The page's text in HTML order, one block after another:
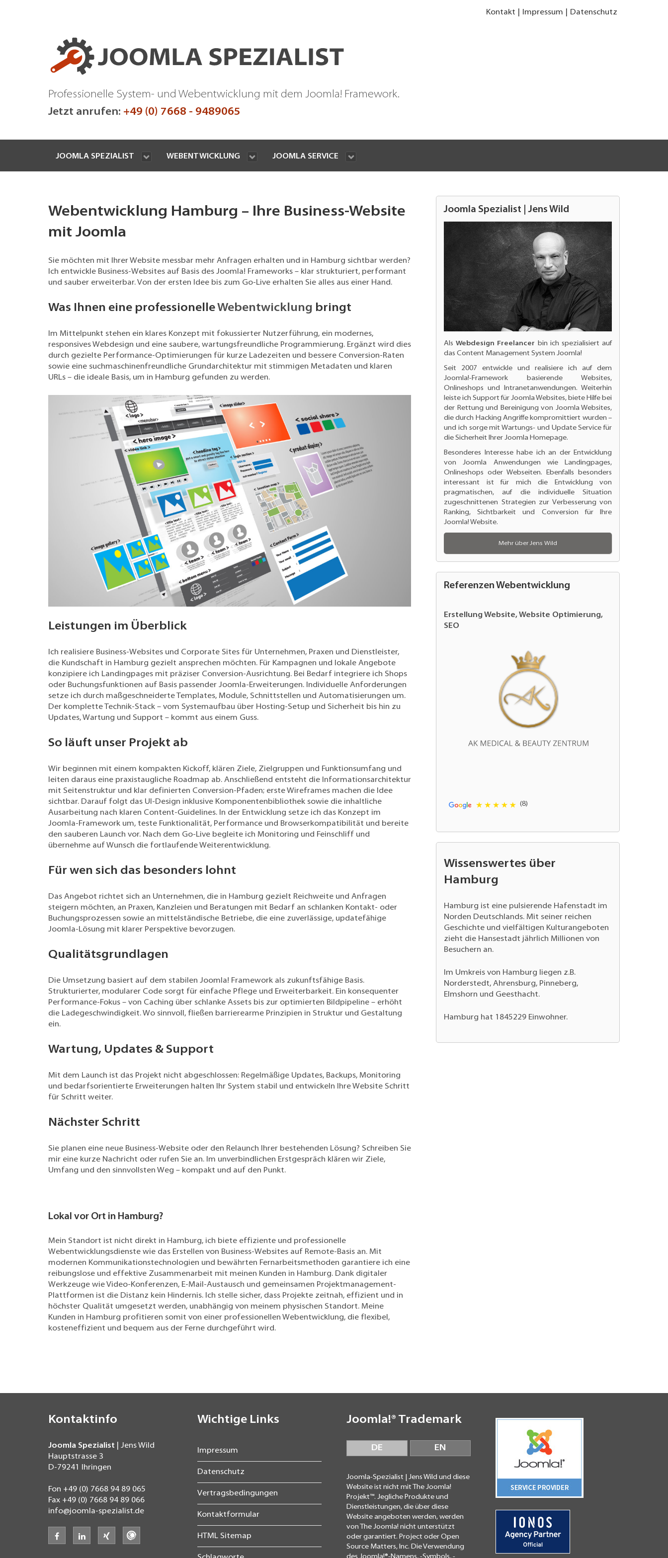
Kontakt Impressum Datenschutz
Professionelle System- und Webentwicklung mit dem Joomla! Framework.
Jetzt anrufen: +49 (0) 7668 - 9489065
JOOMLA SPEZIALIST WEBENTWICKLUNG JOOMLA SERVICE
Webentwicklung Hamburg – Ihre Business-Website
mit Joomla
Sie möchten mit Ihrer Website messbar mehr Anfragen erhalten und in Hamburg sichtbar werden?
Ich entwickle Business-Websites auf Basis des Joomla! Frameworks – klar strukturiert, performant
und sauber erweiterbar. Von der ersten Idee bis zum Go-Live erhalten Sie alles aus einer Hand.
Was Ihnen eine professionelleWebentwicklung bringt
Im Mittelpunkt stehen ein klares Konzept mit fokussierter Nutzerführung, ein modernes,
responsivesWebdesign und eine saubere, wartungsfreundliche Programmierung. Ergänzt wird dies
durch gezielte Performance-Optimierungen für kurze Ladezeiten und bessere Conversion-Raten
sowie eine suchmaschinenfreundliche Grundarchitektur mit stimmigen Metadaten und klaren
URLs – die ideale Basis, um in Hamburg gefunden zu werden.
Leistungen im Überblick
Ich realisiere Business-Websites und Corporate Sites für Unternehmen, Praxen und Dienstleister,
die Kundschaft in Hamburg gezielt ansprechen möchten. Für Kampagnen und lokale Angebote
konzipiere ich Landingpages mit präziser Conversion-Ausrichtung. Bei Bedarf integriere ich Shops
oder Buchungsfunktionen auf Basis passender Joomla-Erweiterungen. Individuelle Anforderungen
setze ich durch maßgeschneiderte Templates, Module, Schnittstellen und Automatisierungen um.
Der komplette Technik-Stack – vom Systemaufbau über Hosting-Setup und Sicherheit bis hin zu
Updates, Wartung und Support – kommt aus einem Guss.
So läuft unser Projekt ab
Wir beginnen mit einem kompakten Kickoff, klären Ziele, Zielgruppen und Funktionsumfang und
leiten daraus eine praxistaugliche Roadmap ab. Anschließend entsteht die Informationsarchitektur
mit Seitenstruktur und klar definierten Conversion-Pfaden; erste Wireframes machen die Idee
sichtbar. Darauf folgt das UI-Design inklusive Komponentenbibliothek sowie die inhaltliche
Ausarbeitung nach klaren Content-Guidelines. In der Entwicklung setze ich das Konzept im
Joomla-Framework um, teste Funktionalität, Performance und Browserkompatibilität und bereite
den sauberen Launch vor. Nach dem Go-Live begleite ich Monitoring und Feinschliff und
übernehme auf Wunsch die fortlaufende Weiterentwicklung.
Für wen sich das besonders lohnt
Das Angebot richtet sich an Unternehmen, die in Hamburg gezielt Reichweite und Anfragen
steigern möchten, an Praxen, Kanzleien und Beratungen mit Bedarf an schlanken Kontakt- oder
Buchungsprozessen sowie an mittelständische Betriebe, die eine zuverlässige, updatefähige
Joomla-Lösung mit klarer Perspektive bevorzugen.
Qualitätsgrundlagen
Die Umsetzung basiert auf dem stabilen Joomla! Framework als zukunftsfähige Basis.
Strukturierter, modularer Code sorgt für einfache Pflege und Erweiterbarkeit. Ein konsequenter
Performance-Fokus – von Caching über schlanke Assets bis zur optimierten Bildpipeline – erhöht
die Ladegeschwindigkeit. Wo sinnvoll, fließen barrierearme Prinzipien in Struktur und Gestaltung
ein.
Wartung, Updates & Support
Mit dem Launch ist das Projekt nicht abgeschlossen: Regelmäßige Updates, Backups, Monitoring
und bedarfsorientierte Erweiterungen halten Ihr System stabil und entwickeln Ihre Website Schritt
für Schritt weiter.
Nächster Schritt
Sie planen eine neue Business-Website oder den Relaunch Ihrer bestehenden Lösung? Schreiben Sie
mir eine kurze Nachricht oder rufen Sie an. Im unverbindlichen Erstgespräch klären wir Ziele,
Umfang und den sinnvollsten Weg – kompakt und auf den Punkt.
Lokal vor Ort in Hamburg?
Mein Standort ist nicht direkt in Hamburg, ich biete effiziente und professionelle
Webentwicklungsdienste wie das Erstellen von Business-Websites auf Remote-Basis an. Mit
modernen Kommunikationstechnologien und bewährten Fernarbeitsmethoden garantiere ich eine
reibungslose und effektive Zusammenarbeit mit meinen Kunden in Hamburg. Dank digitaler
Werkzeuge wie Video-Konferenzen, E-Mail-Austausch und gemeinsamen Projektmanagement-
Plattformen ist die Distanz kein Hindernis. Ich stelle sicher, dass Projekte zeitnah, effizient und in
höchster Qualität umgesetzt werden, unabhängig von meinem physischen Standort. Meine
Kunden in Hamburg profitieren somit von einer professionellen Webentwicklung, die flexibel,
kosteneffizient und bequem aus der Ferne durchgeführt wird.
Joomla Spezialist | Jens Wild
AlsWebdesign Freelancer bin ich spezialisiert auf
das Content Management System Joomla!
Seit 2007 entwickle und realisiere ich auf dem
Joomla!-Framework basierende Websites,
Onlineshops und Intranetanwendungen. Weiterhin
leiste ich Support für Joomla Websites, biete Hilfe bei
der Rettung und Bereinigung von Joomla Websites,
die durch Hacking Angriffe kompromittiert wurden –
und ich sorge mit Wartungs- und Update Service für
die Sicherheit Ihrer Joomla Homepage.
Besonderes Interesse habe ich an der Entwicklung
von Joomla Anwendungen wie Landingpages,
Onlineshops oder Webseiten. Ebenfalls besonders
interessant ist für mich die Entwicklung von
pragmatischen, auf die individuelle Situation
zugeschnittenen Strategien zur Verbesserung von
Ranking, Sichtbarkeit und Conversion für Ihre
Joomla! Website.
Mehr über Jens Wild
Referenzen Webentwicklung
Website Relaunch, Website Optimierung,
SEO
Erstellung Website, Website Optimierung,
SEO
Erstellung Website und Optimierung
Website Relaunch und Performance
Optimierung
Website Relaunch und Website
Optimierung
Website Entwicklung und Programmierung
Entwicklung der Website
Website Relaunch und SEO Optimierung
Erstellung der Agentur Website
Webentwicklung, Individual
Programmierungen
Erstellung Website für Anwaltskanzlei
Programmierung Joomla Template
(8)
Wissenswertes über
Hamburg
Hamburg ist eine pulsierende Hafenstadt im
Norden Deutschlands. Mit seiner reichen
Geschichte und vielfältigen Kulturangeboten
zieht die Hansestadt jährlich Millionen von
Besuchern an.
Im Umkreis von Hamburg liegen z.B.
Norderstedt, Ahrensburg, Pinneberg,
Elmshorn und Geesthacht.
Hamburg hat 1845229 Einwohner.
Kontaktinfo
Joomla Spezialist | Jens Wild
Hauptstrasse 3
D-79241
Ihringen
Fon +49 (0) 7668 94 89 065
Fax +49 (0) 7668 94 89 066
info@joomla-spezialist.de
facebooklinkedin xing
Wichtige Links
Impressum
Datenschutz
Vertragsbedingungen
Kontaktformular
HTML Sitemap
Joomla!® Trademark
DE EN
Joomla-Spezialist | Jens Wild und diese
Website ist nicht mit The Joomla!
Projekt™. Jegliche Produkte und
Dienstleistungen, die über diese
Website angeboten werden, werden
von The Joomla! nicht unterstützt
oder garantiert. Project oder Open
Source Matters, Inc. Die Verwendung